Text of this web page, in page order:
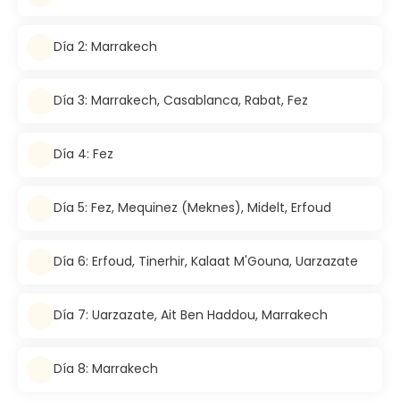
Día 2: Marrakech
Día 3: Marrakech, Casablanca, Rabat, Fez
Día 4: Fez
Día 5: Fez, Mequinez (Meknes), Midelt, Erfoud
Día 6: Erfoud, Tinerhir, Kalaat M'Gouna, Uarzazate
Día 7: Uarzazate, Ait Ben Haddou, Marrakech
Día 8: Marrakech